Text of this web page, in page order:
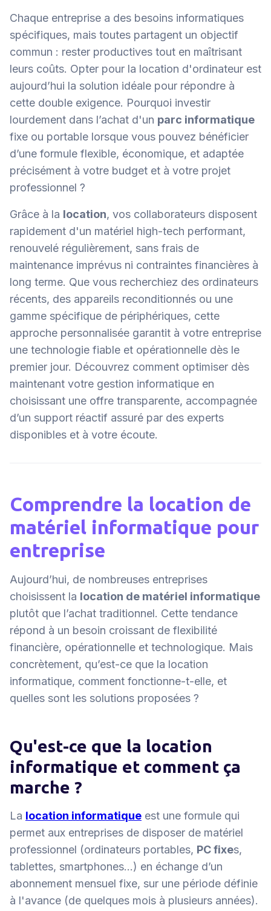
Chaque entreprise a des besoins informatiques
spécifiques, mais toutes partagent un objectif
commun : rester productives tout en maîtrisant
leurs coûts. Opter pour la location d'ordinateur est
aujourd’hui la solution idéale pour répondre à
cette double exigence. Pourquoi investir
lourdement dans l’achat d'un parc informatique
fixe ou portable lorsque vous pouvez bénéficier
d’une formule flexible, économique, et adaptée
précisément à votre budget et à votre projet
professionnel ?
Grâce à la location, vos collaborateurs disposent
rapidement d'un matériel high-tech performant,
renouvelé régulièrement, sans frais de
maintenance imprévus ni contraintes financières à
long terme. Que vous recherchiez des ordinateurs
récents, des appareils reconditionnés ou une
gamme spécifique de périphériques, cette
approche personnalisée garantit à votre entreprise
une technologie fiable et opérationnelle dès le
premier jour. Découvrez comment optimiser dès
maintenant votre gestion informatique en
choisissant une offre transparente, accompagnée
d’un support réactif assuré par des experts
disponibles et à votre écoute.
Comprendre la location de
matériel informatique pour
entreprise
Aujourd’hui, de nombreuses entreprises
choisissent la location de matériel informatique
plutôt que l’achat traditionnel. Cette tendance
répond à un besoin croissant de flexibilité
financière, opérationnelle et technologique. Mais
concrètement, qu’est-ce que la location
informatique, comment fonctionne-t-elle, et
quelles sont les solutions proposées ?
Qu'est-ce que la location
informatique et comment ça
marche ?
La location informatique est une formule qui
permet aux entreprises de disposer de matériel
professionnel (ordinateurs portables, PC fixes,
tablettes, smartphones…) en échange d’un
abonnement mensuel fixe, sur une période définie
à l'avance (de quelques mois à plusieurs années).